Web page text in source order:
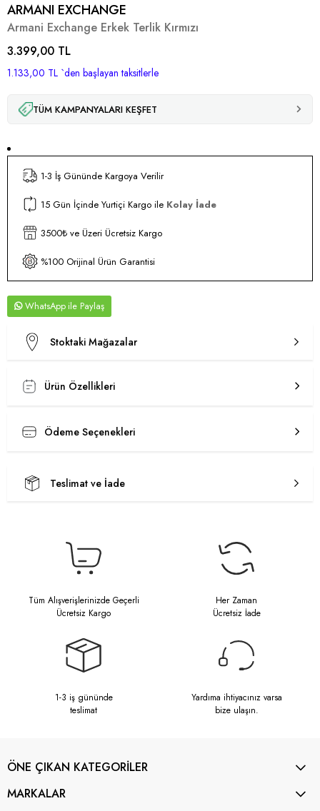
ARMANI EXCHANGE
Armani Exchange Erkek Terlik Kırmızı
3.399,00 TL
1.133,00 TL `den başlayan taksitlerle
TÜM KAMPANYALARI KEŞFET
1-3 İş Gününde Kargoya Verilir
15 Gün İçinde Yurtiçi Kargo ile Kolay İade
3500₺ ve Üzeri Ücretsiz Kargo
%100 Orijinal Ürün Garantisi
WhatsApp
Stoktaki Mağazalar
Ürün Özellikleri
Ödeme Seçenekleri
Teslimat ve İade
Tüm Alışverişlerinizde Geçerli
Ücretsiz Kargo
Her Zaman
Ücretsiz İade
1-3 iş gününde
teslimat
Yardıma ihtiyacınız varsa
bize ulaşın.
ÖNE ÇIKAN KATEGORİLER
MARKALAR